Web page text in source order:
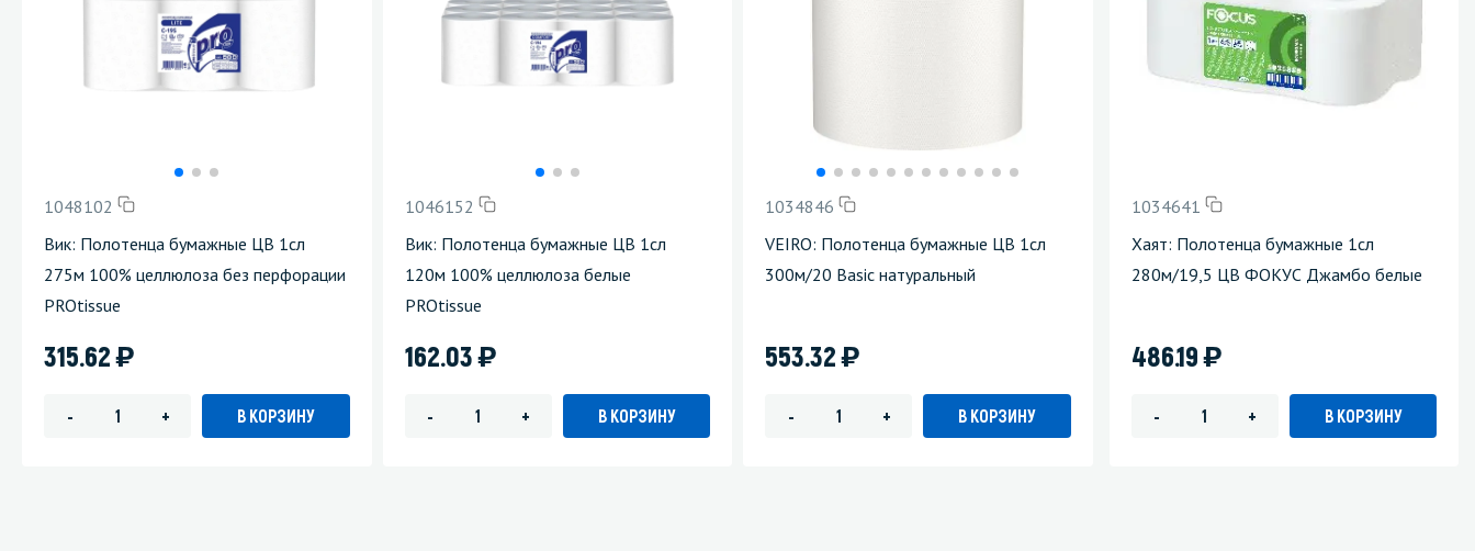
1048102
Вик: Полотенца бумажные ЦВ 1сл
275м 100% целлюлоза без перфорации
PROtissue
315.62)
- + В КОРЗИНУ
1046152
Вик: Полотенца бумажные ЦВ 1сл
120м 100% целлюлоза белые
PROtissue
162.03)
- + В КОРЗИНУ
1034846
VEIRO: Полотенца бумажные ЦВ 1сл
300м/20 Basic натуральный
553.32)
- + В КОРЗИНУ
1034641
Хаят: Полотенца бумажные 1сл
280м/19,5 ЦВ ФОКУС Джамбо белые
486.19)
- + В КОРЗИНУ